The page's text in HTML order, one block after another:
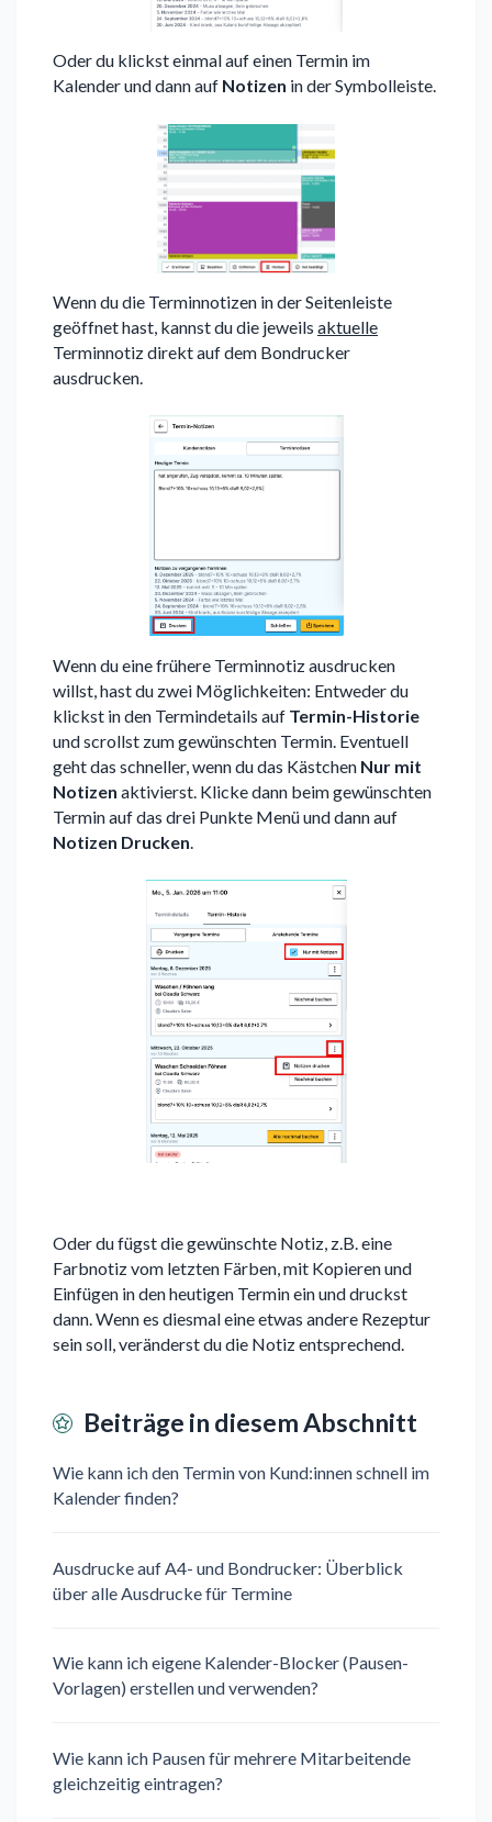
Oder du klickst einmal auf einen Termin im
Kalender und dann auf Notizen in der Symbolleiste.
Wenn du die Terminnotizen in der Seitenleiste
geöffnet hast, kannst du die jeweils aktuelle
Terminnotiz direkt auf dem Bondrucker
ausdrucken.
Wenn du eine frühere Terminnotiz ausdrucken
willst, hast du zwei Möglichkeiten: Entweder du
klickst in den Termindetails auf Termin-Historie
und scrollst zum gewünschten Termin. Eventuell
geht das schneller, wenn du das Kästchen Nur mit
Notizen aktivierst. Klicke dann beim gewünschten
Termin auf das drei Punkte Menü und dann auf
Notizen Drucken
Oder du fügst die gewünschte Notiz, z.B. eine
Farbnotiz vom letzten Färben, mit Kopieren und
Einfügen in den heutigen Termin ein und druckst
dann. Wenn es diesmal eine etwas andere Rezeptur
sein soll, veränderst du die Notiz entsprechend.
Beiträge in diesem Abschnitt
Wie kann ich den Termin von Kund:innen schnell im
Kalender finden?
Ausdrucke auf A4- und Bondrucker: Überblick
über alle Ausdrucke für Termine
Wie kann ich eigene Kalender-Blocker (Pausen-
Vorlagen) erstellen und verwenden?
Wie kann ich Pausen für mehrere Mitarbeitende
gleichzeitig eintragen?